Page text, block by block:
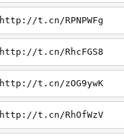
http://t.cn/RPNPWFg
http://t.cn/RhcFGS8
http://t.cn/zOG9ywK
http://t.cn/RhOfWzV